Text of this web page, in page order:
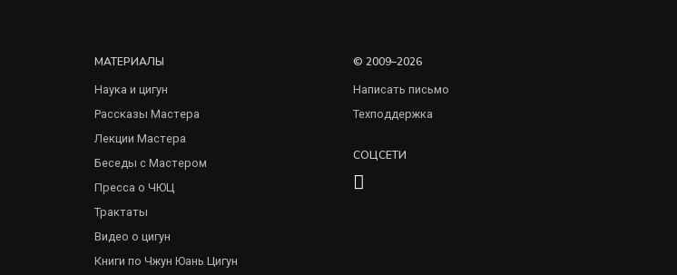
МАТЕРИАЛЫ
Наука и цигун
Рассказы Мастера
Лекции Мастера
Беседы с Мастером
Пресса о ЧЮЦ
Трактаты
Видео о цигун
Книги по Чжун Юань Цигун
© 2009–2026
Написать письмо
Техподдержка
СОЦСЕТИ